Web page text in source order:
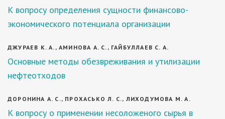
К вопросу определения сущности финансово-
экономического потенциала организации
ДЖУРАЕВ К. А., АМИНОВА А. С., ГАЙБУЛЛАЕВ С. А.
Основные методы обезвреживания и утилизации
нефтеотходов
ДОРОНИНА А. С., ПРОХАСЬКО Л. С., ЛИХОДУМОВА М. А.
К вопросу о применении несоложеного сырья в